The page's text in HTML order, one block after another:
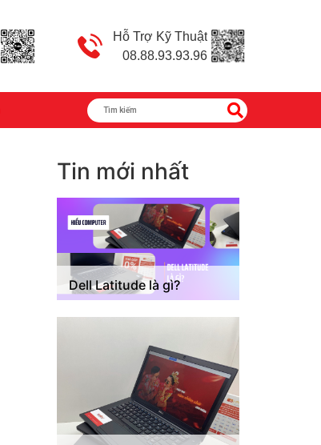
Hỗ Trợ Kỹ Thuật
08.88.93.93.96
Tin mới nhất
Dell Latitude là gì?